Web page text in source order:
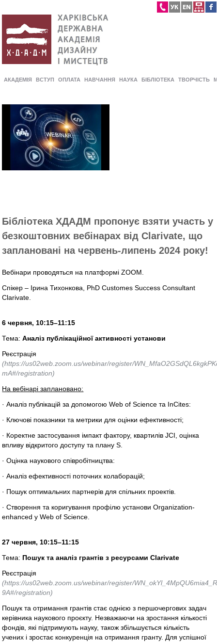
АКАДЕМІЯ ВСТУП ОПЛАТА НАВЧАННЯ НАУКА БІБЛІОТЕКА ТВОРЧІСТЬ
Бібліотека ХДАДМ пропонує взяти участь у
безкоштовних вебінарах від Clarivate, що
заплановані на червень-липень 2024 року!
Вебінари проводяться на платформі ZOOM.
Спікер – Ірина Тихонкова, PhD Customes Success Consultant
Clarivate.
6 червня, 10:15–11:15
Тема:Аналіз публікаційної активності установи
Реєстрація
(https://us02web.zoom.us/webinar/register/
mA#/registration)
На вебінарі заплановано:
· Аналіз публікацій за допомогою Web of Science та InCites:
· Ключові показники та метрики для оцінки ефективності;
· Коректне застосування імпакт фактору, квартилів JCI, оцінка
впливу відкритого доступу та плану S.
· Оцінка наукового співробітництва:
· Аналіз ефективності поточних колаборацій;
· Пошук оптимальних партнерів для спільних проектів.
· Створення та коригування профілю установи Organization-
enhanced у Web of Science.
27 червня, 10:15–11:15
Тема: Пошук та аналіз грантів з ресурсами Clarivate
Реєстрація
(https://us02web.zoom.us/webinar/register/
9A#/registration)
Пошук та отримання грантів стає однією з першочергових задач
керівника наукового проєкту. Незважаючи на зростання кількості
фондів, які підтримують науку, також збільшується кількість
учених і зростає конкуренція на отримання гранту. Для успішної